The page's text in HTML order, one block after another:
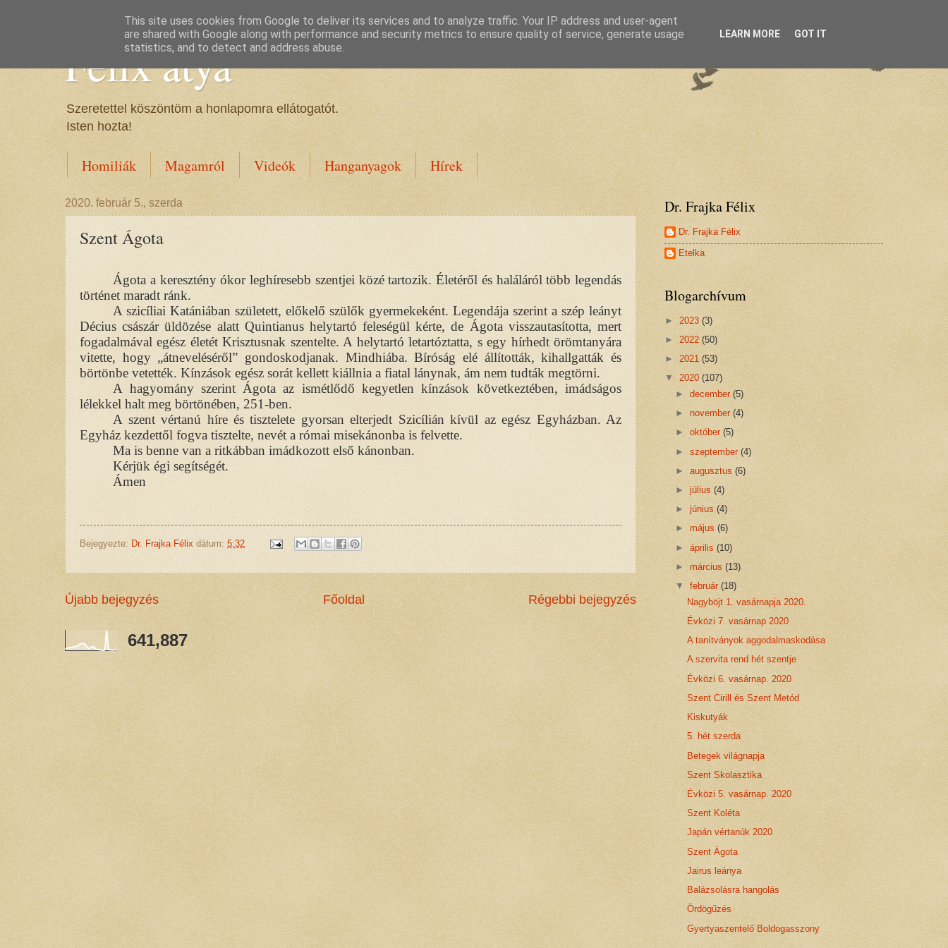
Félix atya
Szeretettel köszöntöm a honlapomra ellátogatót.
Isten hozta!
Homiliák Magamról Videók Hanganyagok Hírek
2020. február 5., szerda
Szent Ágota
Ágota a keresztény ókor leghíresebb szentjei közé tartozik. Életéről és haláláról több legendás
történet maradt ránk.
A szicíliai Katániában született, előkelő szülők gyermekeként. Legendája szerint a szép leányt
Décius császár üldözése alatt Quintianus helytartó feleségül kérte, de Ágota visszautasította, mert
fogadalmával egész életét Krisztusnak szentelte. A helytartó letartóztatta, s egy hírhedt örömtanyára
vitette, hogy „átneveléséről” gondoskodjanak. Mindhiába. Bíróság elé állították, kihallgatták és
börtönbe vetették. Kínzások egész sorát kellett kiállnia a fiatal lánynak, ám nem tudták megtörni.
A hagyomány szerint Ágota az ismétlődő kegyetlen kínzások következtében, imádságos
lélekkel halt meg börtönében, 251-ben.
A szent vértanú híre és tisztelete gyorsan elterjedt Szicílián kívül az egész Egyházban. Az
Egyház kezdettől fogva tisztelte, nevét a római misekánonba is felvette.
Ma is benne van a ritkábban imádkozott első kánonban.
Kérjük égi segítségét.
Ámen
Bejegyezte: Dr. Frajka Félix dátum: 5:32
Újabb bejegyzés Régebbi bejegyzés
Főoldal
641,887
Dr. Frajka Félix
Dr. Frajka Félix
Etelka
Blogarchívum
► 2023 (3)
► 2022 (50)
► 2021 (53)
▼ 2020 (107)
►december(5)
►november(4)
►október(5)
►szeptember(4)
►augusztus(6)
►július(4)
►június(4)
►május(6)
►április(10)
►március(13)
▼február(18)
Nagyböjt 1. vasárnapja 2020.
Évközi 7. vasárnap 2020
A tanítványok aggodalmaskodása
A szervita rend hét szentje
Évközi 6. vasárnap. 2020
Szent Cirill és Szent Metód
Kiskutyák
5. hét szerda
Betegek világnapja
Szent Skolasztika
Évközi 5. vasárnap. 2020
Szent Koléta
Japán vértanúk 2020
Szent Ágota
Jairus leánya
Balázsolásra hangolás
Ördögűzés
Gyertyaszentelő Boldogasszony
This site uses cookies from Google to deliver its services and to analyze traffic. Your IP address and user-agent
are shared with Google along with performance and security metrics to ensure quality of service, generate usage
statistics, and to detect and address abuse.
LEARN MORE GOT IT